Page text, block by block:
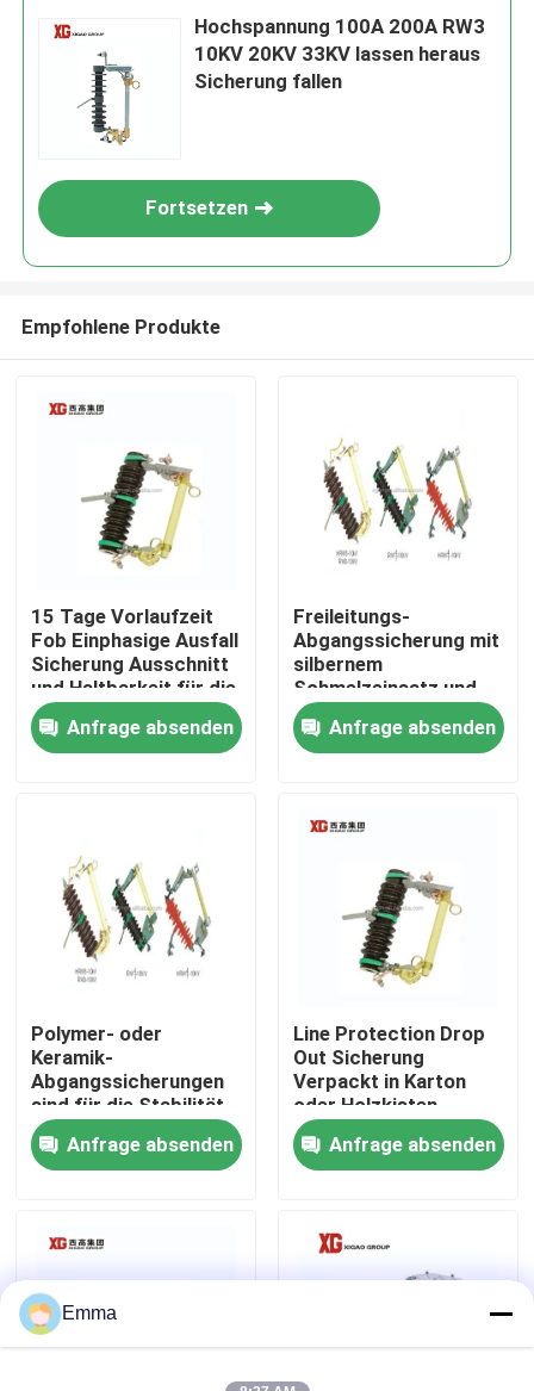
Haus
Über uns
Fabrik-Ausflug
Treten Sie mit uns in Verbindung
Fordern Sie ein Zitat
Lasttrennschalter SF6
Netzverteilungs-Schaltanlage
Hochspannung 100A 200A RW3
10KV 20KV 33KV lassen heraus
Sicherung fallen
Fortsetzen
Empfohlene Produkte
15 Tage Vorlaufzeit
Fob Einphasige Ausfall
Sicherung Ausschnitt
und Haltbarkeit für die
Stromverteilung
Anfrage absenden
Freileitungs-
Abgangssicherung mit
silbernem
Schmelzeinsatz und
15 Tagen Lieferzeit
FOBAnfrage absenden
Polymer- oder
Keramik-
Abgangssicherungen
sind für die Stabilität
des Stromnetzes
unerlässlich
Anfrage absenden
Line Protection Drop
Out Sicherung
Verpackt in Karton
oder Holzkisten
Standard IEC und
ANSI Normen
Anfrage absenden
Emma